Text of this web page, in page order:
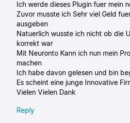
Ich werde dieses Plugin fuer mein
Zuvor musste ich Sehr viel Geld
ausgeben
Natuerlich wusste ich nicht ob die
korrekt war
Mit Neuronto Kann ich nun mein
machen
Ich habe davon gelesen und bin
Es scheint eine junge Innovative
Vielen Vielen Dank
Reply